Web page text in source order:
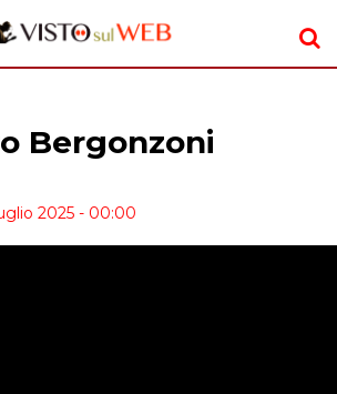
Bergonzoni
2025 - 00:00